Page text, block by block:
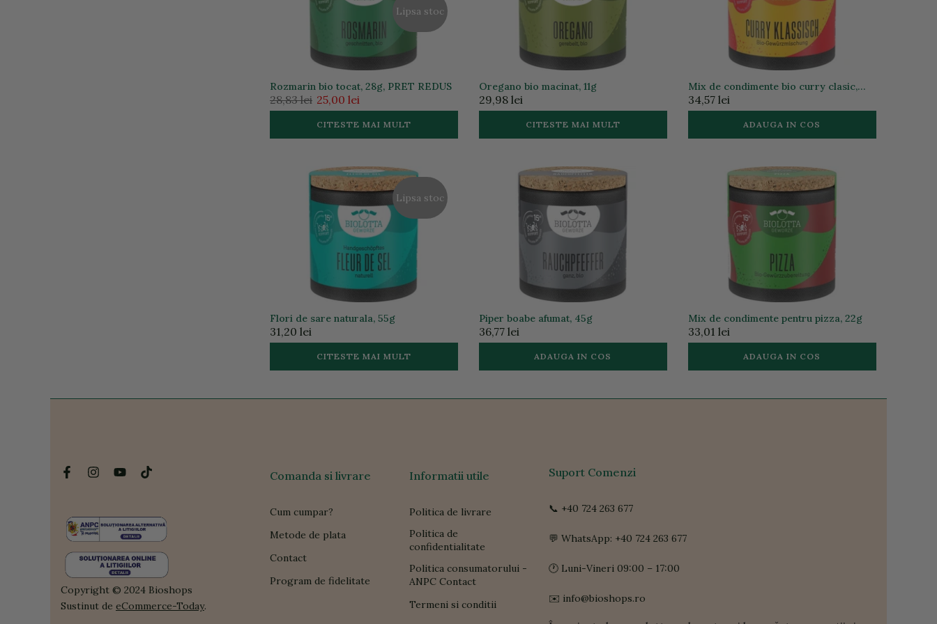
Lipsa stoc
Rozmarin bio tocat, 28g, PRET REDUS
28,83 lei 25,00 lei
CITESTE MAI MULT
Oregano bio macinat, 11g
29,98 lei
CITESTE MAI MULT
Mix de condimente bio curry clasic,
40g
34,57 lei
ADAUGA IN COS
Lipsa stoc
Flori de sare naturala, 55g
31,20 lei
CITESTE MAI MULT
Piper boabe afumat, 45g
36,77 lei
ADAUGA IN COS
Mix de condimente pentru pizza, 22g
33,01 lei
ADAUGA IN COS
Copyright © 2024 Bioshops
Sustinut de eCommerce-Today.
Comanda si livrare
Cum cumpar?
Metode de plata
Contact
Program de fidelitate
Informatii utile
Politica de livrare
Politica de
confidentialitate
Politica consumatorului -
ANPC Contact
Termeni si conditii
Suport Comenzi
📞 +40 724 263 677
💬 WhatsApp: +40 724 263 677
🕐 Luni-Vineri 09:00 – 17:00
✉️ info@bioshops.ro